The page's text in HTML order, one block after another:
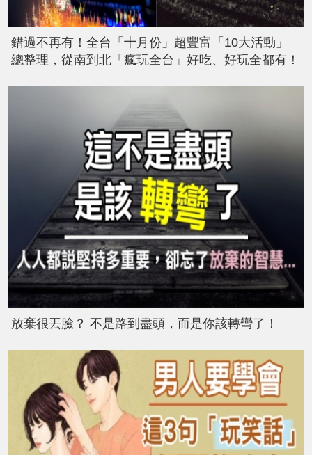
錯過不再有！全台「十月份」超豐富「10大活動」
總整理，從南到北「瘋玩全台」好吃、好玩全都有！
放棄很丟臉？ 不是路到盡頭，而是你該轉彎了！